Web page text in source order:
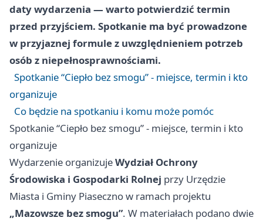
daty wydarzenia — warto potwierdzić termin
przed przyjściem. Spotkanie ma być prowadzone
w przyjaznej formule z uwzględnieniem potrzeb
osób z niepełnosprawnościami.
Spotkanie “Ciepło bez smogu” - miejsce, termin i kto
organizuje
Co będzie na spotkaniu i komu może pomóc
Spotkanie “Ciepło bez smogu” - miejsce, termin i kto
organizuje
Wydarzenie organizujeWydział Ochrony
Środowiska i Gospodarki Rolnej przy Urzędzie
Miasta i Gminy Piaseczno w ramach projektu
„Mazowsze bez smogu”. W materiałach podano dwie